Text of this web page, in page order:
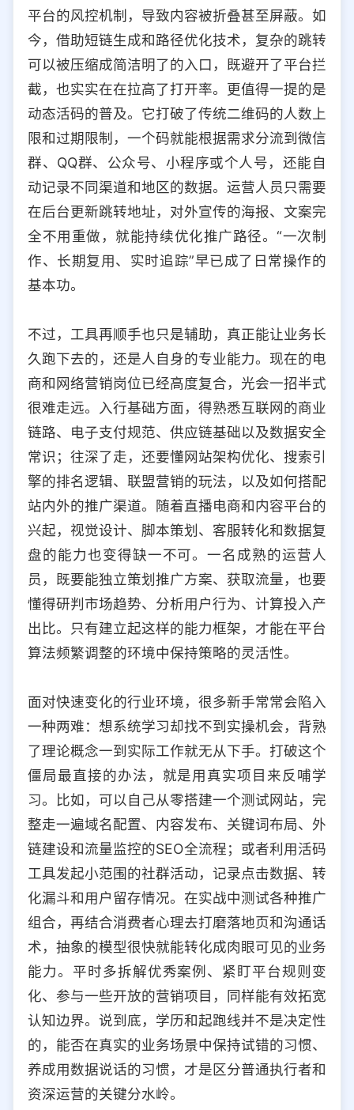
平台的风控机制，导致内容被折叠甚至屏蔽。如
今，借助短链生成和路径优化技术，复杂的跳转
可以被压缩成简洁明了的入口，既避开了平台拦
截，也实实在在拉高了打开率。更值得一提的是
动态活码的普及。它打破了传统二维码的人数上
限和过期限制，一个码就能根据需求分流到微信
群、QQ群、公众号、小程序或个人号，还能自
动记录不同渠道和地区的数据。运营人员只需要
在后台更新跳转地址，对外宣传的海报、文案完
全不用重做，就能持续优化推广路径。“一次制
作、长期复用、实时追踪”早已成了日常操作的
基本功。
不过，工具再顺手也只是辅助，真正能让业务长
久跑下去的，还是人自身的专业能力。现在的电
商和网络营销岗位已经高度复合，光会一招半式
很难走远。入行基础方面，得熟悉互联网的商业
链路、电子支付规范、供应链基础以及数据安全
常识；往深了走，还要懂网站架构优化、搜索引
擎的排名逻辑、联盟营销的玩法，以及如何搭配
站内外的推广渠道。随着直播电商和内容平台的
兴起，视觉设计、脚本策划、客服转化和数据复
盘的能力也变得缺一不可。一名成熟的运营人
员，既要能独立策划推广方案、获取流量，也要
懂得研判市场趋势、分析用户行为、计算投入产
出比。只有建立起这样的能力框架，才能在平台
算法频繁调整的环境中保持策略的灵活性。
面对快速变化的行业环境，很多新手常常会陷入
一种两难：想系统学习却找不到实操机会，背熟
了理论概念一到实际工作就无从下手。打破这个
僵局最直接的办法，就是用真实项目来反哺学
习。比如，可以自己从零搭建一个测试网站，完
整走一遍域名配置、内容发布、关键词布局、外
链建设和流量监控的SEO全流程；或者利用活码
工具发起小范围的社群活动，记录点击数据、转
化漏斗和用户留存情况。在实战中测试各种推广
组合，再结合消费者心理去打磨落地页和沟通话
术，抽象的模型很快就能转化成肉眼可见的业务
能力。平时多拆解优秀案例、紧盯平台规则变
化、参与一些开放的营销项目，同样能有效拓宽
认知边界。说到底，学历和起跑线并不是决定性
的，能否在真实的业务场景中保持试错的习惯、
养成用数据说话的习惯，才是区分普通执行者和
资深运营的关键分水岭。